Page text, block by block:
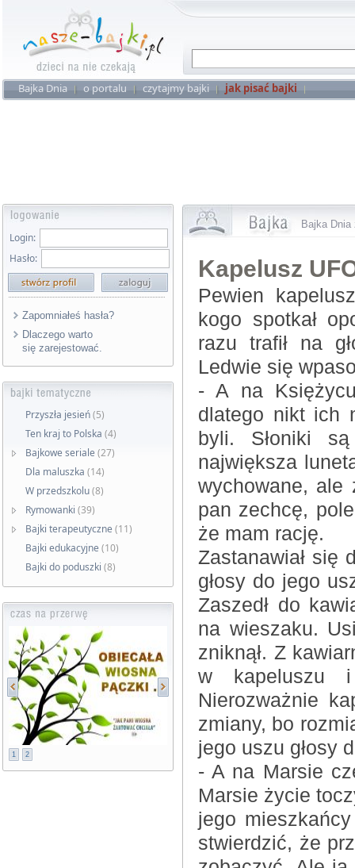
Bajka Dnia o portalu czytajmy bajki jak pisać bajki
Login:
Hasło:
Zapomniałeś hasła?
Dlaczego warto
się zarejestować.
Przyszła jesień(5)
Ten kraj to Polska (4)
Bajkowe seriale (27)
Dla maluszka (14)
W przedszkolu(8)
Rymowanki (39)
Bajki terapeutyczne (11)
Bajki edukacyjne (10)
Bajki do poduszki (8)
1 2
Bajka Dnia
Kapelusz
Pewien
kogo spotkał
razu trafił na
Ledwie się
- A na
dlatego nikt ich
byli. Słoniki
największa
wychowane, ale
pan zechcę,
że mam rację.
Zastanawiał się
głosy do jego
Zaszedł do
na wieszaku.
zniknął. Z
w kapeluszu i
Nierozważnie
zmiany, bo
jego uszu głosy
- A na Marsie
Marsie życie
jego
stwierdzić, że